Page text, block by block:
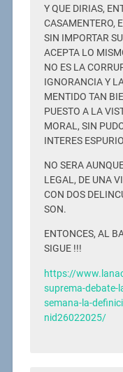
Y QUE DIRIAS,
CASAMENTERO,
SIN IMPORTAR
ACEPTA LO
NO ES LA
IGNORANCIA Y
MENTIDO TAN
PUESTO A LA
MORAL, SIN
INTERES
NO SERA
LEGAL, DE UNA
CON DOS
SON.
ENTONCES, AL
SIGUE !!!
https://
suprema-debate-
semana-la-
nid26022025/